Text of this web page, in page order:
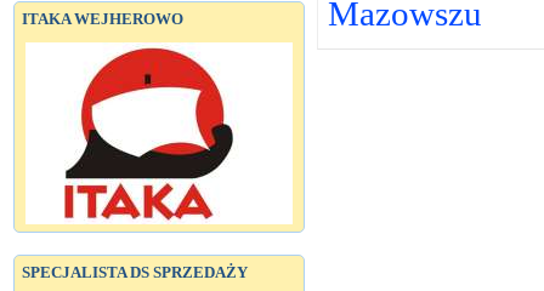
ITAKA WEJHEROWO
SPECJALISTA DS SPRZEDAŻY
Mazowszu